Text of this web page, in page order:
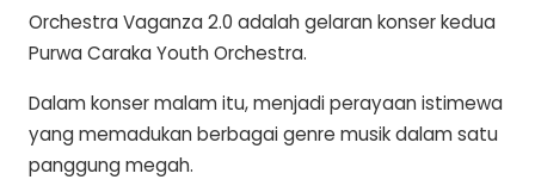
Orchestra Vaganza 2.0 adalah gelaran konser kedua
Purwa Caraka Youth Orchestra.
Dalam konser malam itu, menjadi perayaan istimewa
yang memadukan berbagai genre musik dalam satu
panggung megah.